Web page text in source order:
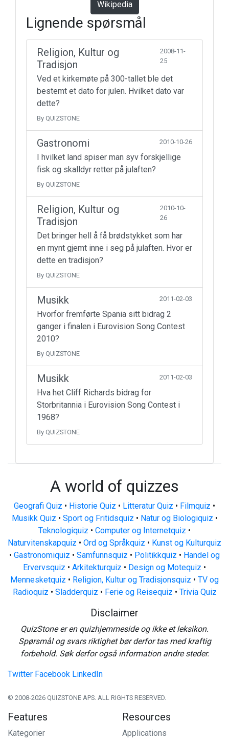
Wikipedia
Lignende spørsmål
Religion, Kultur og
Tradisjon
2008-11-
25
Ved et kirkemøte på 300-tallet ble det
bestemt et dato for julen. Hvilket dato var
dette?
By QUIZSTONE
Gastronomi 2010-10-26
I hvilket land spiser man syv forskjellige
fisk og skalldyr retter på julaften?
By QUIZSTONE
Religion, Kultur og
Tradisjon
2010-10-
26
Det bringer hell å få brødstykket som har
en mynt gjemt inne i seg på julaften. Hvor er
dette en tradisjon?
By QUIZSTONE
Musikk 2011-02-03
Hvorfor fremførte Spania sitt bidrag 2
ganger i finalen i Eurovision Song Contest
2010?
By QUIZSTONE
Musikk 2011-02-03
Hva het Cliff Richards bidrag for
Storbritannia i Eurovision Song Contest i
1968?
By QUIZSTONE
A world of quizzes
Geografi Quiz • Historie Quiz • Litteratur Quiz • Filmquiz •
Musikk Quiz • Sport og Fritidsquiz • Natur og Biologiquiz •
Teknologiquiz • Computer og Internetquiz •
Naturvitenskapquiz • Ord og Språkquiz • Kunst og Kulturquiz
• Gastronomiquiz • Samfunnsquiz • Politikkquiz • Handel og
Ervervsquiz • Arkitekturquiz • Design og Motequiz •
Mennesketquiz • Religion, Kultur og Tradisjonsquiz • TV og
Radioquiz • Sladderquiz • Ferie og Reisequiz • Trivia Quiz
Disclaimer
QuizStone er en quizhjemmeside og ikke et leksikon.
Spørsmål og svars riktighet bør derfor tas med kraftig
forbehold. Søk derfor også information andre steder.
Twitter Facebook LinkedIn
© 2008-2026 QUIZSTONE APS. ALL RIGHTS RESERVED.
Features
Kategorier
Resources
Applications